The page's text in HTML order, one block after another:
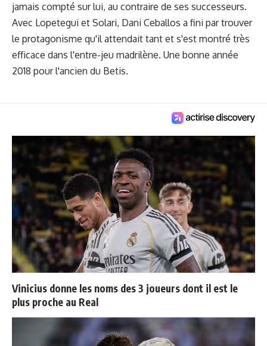
jamais compté sur lui, au contraire de ses successeurs.
Avec Lopetegui et Solari, Dani Ceballos a fini par trouver
le protagonisme qu'il attendait tant et s'est montré très
efficace dans l'entre-jeu madrilène. Une bonne année
2018 pour l'ancien du Betis.
Vinicius donne les noms des 3 joueurs dont il est le
plus proche au Real